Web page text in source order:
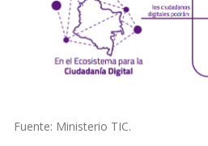
Fuente: Ministerio TIC.